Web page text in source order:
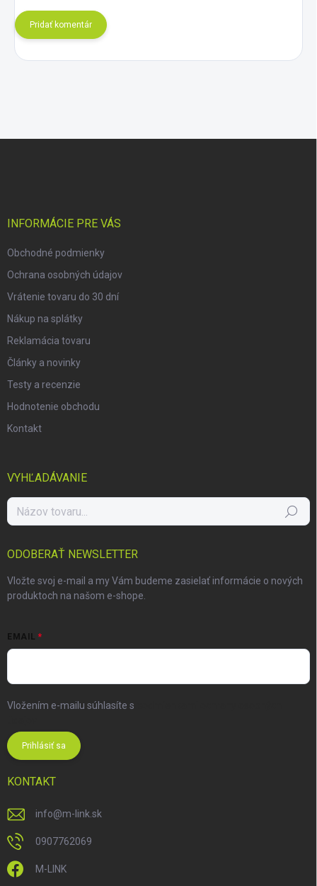
Pridať komentár
INFORMÁCIE PRE VÁS
Obchodné podmienky
Ochrana osobných údajov
Vrátenie tovaru do 30 dní
Nákup na splátky
Reklamácia tovaru
Články a novinky
Testy a recenzie
Hodnotenie obchodu
Kontakt
VYHĽADÁVANIE
Hľadať
ODOBERAŤ NEWSLETTER
Vložte svoj e-mail a my Vám budeme zasielať informácie o nových
produktoch na našom e-shope.
EMAIL
Vložením e-mailu súhlasíte s
Prihlásiť sa
KONTAKT
info@m-link.sk
0907762069
M-LINK